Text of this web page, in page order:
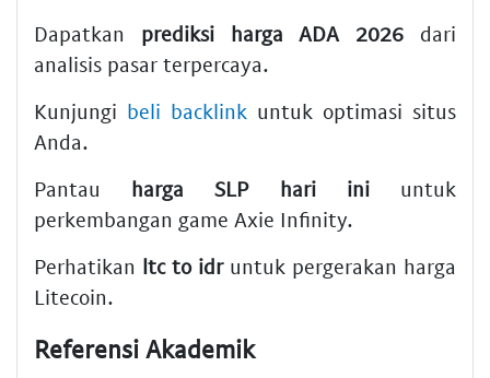
Dapatkan prediksi harga ADA 2026 dari
analisis pasar terpercaya.
Kunjungi beli backlink untuk optimasi situs
Anda.
Pantau harga SLP hari iniuntuk
perkembangan game Axie Infinity.
Perhatikan ltc to idruntuk pergerakan harga
Litecoin.
Referensi Akademik